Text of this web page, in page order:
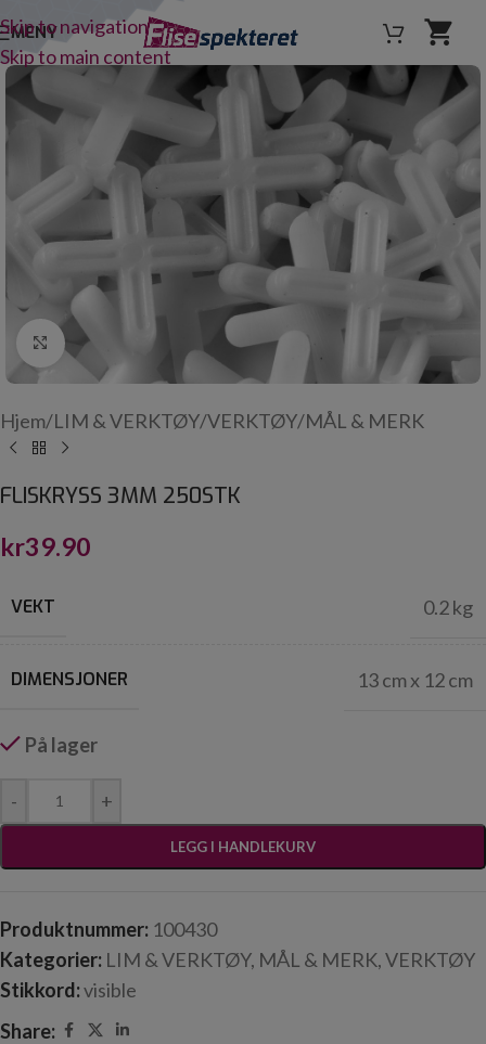
Skip to navigation
Skip to main content
MENY
Click to enlarge
Hjem/LIM & VERKTØY/VERKTØY/MÅL & MERK
FLISKRYSS 3MM 250STK
kr39.90
VEKT 0.2 kg
DIMENSJONER 13 cm x 12 cm
På lager
- +
LEGG I HANDLEKURV
Produktnummer: 100430
Kategorier: LIM & VERKTØY, MÅL & MERK,VERKTØY
Stikkord:visible
Share: